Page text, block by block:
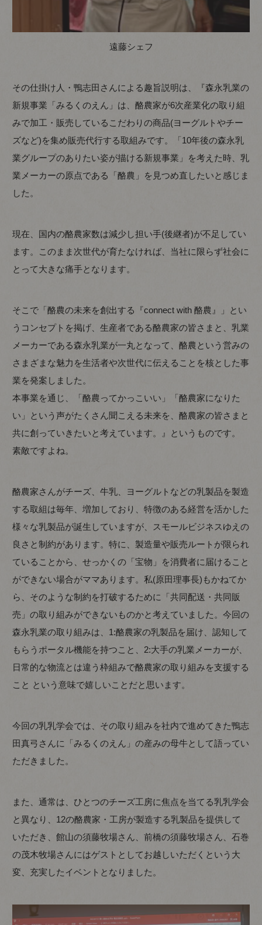
遠藤シェフ
その仕掛け人・鴨志田さんによる趣旨説明は、『森永乳業の
新規事業「みるくのえん」は、酪農家が6次産業化の取り組
みで加工・販売しているこだわりの商品(ヨーグルトやチー
ズなど)を集め販売代行する取組みです。「10年後の森永乳
業グループのありたい姿が描ける新規事業」を考えた時、乳
業メーカーの原点である「酪農」を見つめ直したいと感じま
した。
現在、国内の酪農家数は減少し担い手(後継者)が不足してい
ます。このまま次世代が育たなければ、当社に限らず社会に
とって大きな痛手となります。
そこで「酪農の未来を創出する『connect with 酪農』」とい
うコンセプトを掲げ、生産者である酪農家の皆さまと、乳業
メーカーである森永乳業が一丸となって、酪農という営みの
さまざまな魅力を生活者や次世代に伝えることを核とした事
業を発案しました。
本事業を通じ、「酪農ってかっこいい」「酪農家になりた
い」という声がたくさん聞こえる未来を、酪農家の皆さまと
共に創っていきたいと考えています。』というものです。
素敵ですよね。
酪農家さんがチーズ、牛乳、ヨーグルトなどの乳製品を製造
する取組は毎年、増加しており、特徴のある経営を活かした
様々な乳製品が誕生していますが、スモールビジネスゆえの
良さと制約があります。特に、製造量や販売ルートが限られ
ていることから、せっかくの「宝物」を消費者に届けること
ができない場合がママあります。私(原田理事長)もかねてか
ら、そのような制約を打破するために「共同配送・共同販
売」の取り組みができないものかと考えていました。今回の
森永乳業の取り組みは、1:酪農家の乳製品を届け、認知して
もらうポータル機能を持つこと、2:大手の乳業メーカーが、
日常的な物流とは違う枠組みで酪農家の取り組みを支援する
こと という意味で嬉しいことだと思います。
今回の乳乳学会では、その取り組みを社内で進めてきた鴨志
田真弓さんに「みるくのえん」の産みの母牛として語ってい
ただきました。
また、通常は、ひとつのチーズ工房に焦点を当てる乳乳学会
と異なり、12の酪農家・工房が製造する乳製品を提供して
いただき、館山の須藤牧場さん、前橋の須藤牧場さん、石巻
の茂木牧場さんにはゲストとしてお越しいただくという大
変、充実したイベントとなりました。